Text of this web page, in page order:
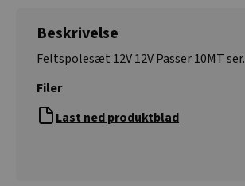
Beskrivelse
Feltspolesæt 12V 12V Passer 10MT ser.
Filer
Last ned produktblad